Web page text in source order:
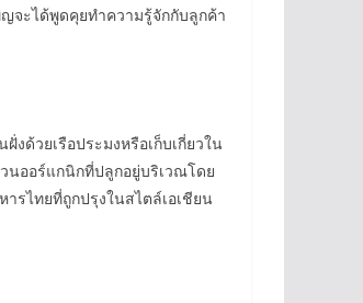
จะได้พูดคุยทำความรู้จักกับลูกค้า
ด้วยเรือประมงหรือเก็บเกี่ยวใน
นออร์แกนิกที่ปลูกอยู่บริเวณโดย
รไทยที่ถูกปรุงในสไตล์เอเชียน